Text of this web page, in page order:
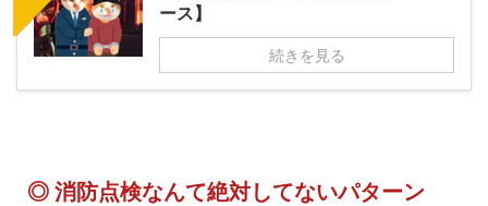
ース】
続きを見る
◎ 消防点検なんて絶対してないパターン